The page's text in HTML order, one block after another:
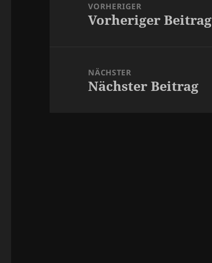
VORHERIGER
Vorheriger
Vorheriger Beitrag
NÄCHSTER
Nächster
Nächster Beitrag